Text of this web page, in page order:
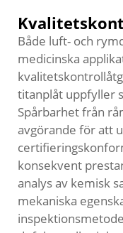
Både luft- och
medicinska
titanplåt uppfyller
Spårbarhet från
avgörande för att
konsekvent
analys av kemisk
mekaniska